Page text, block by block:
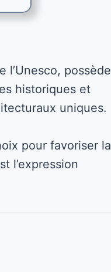
l’Unesco, possède
historiques et
uniques.
pour favoriser la
l’expression